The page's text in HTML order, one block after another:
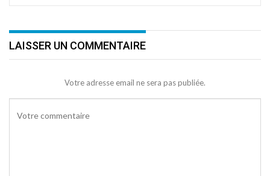
LAISSER UN COMMENTAIRE
Votre adresse email ne sera pas publiée.